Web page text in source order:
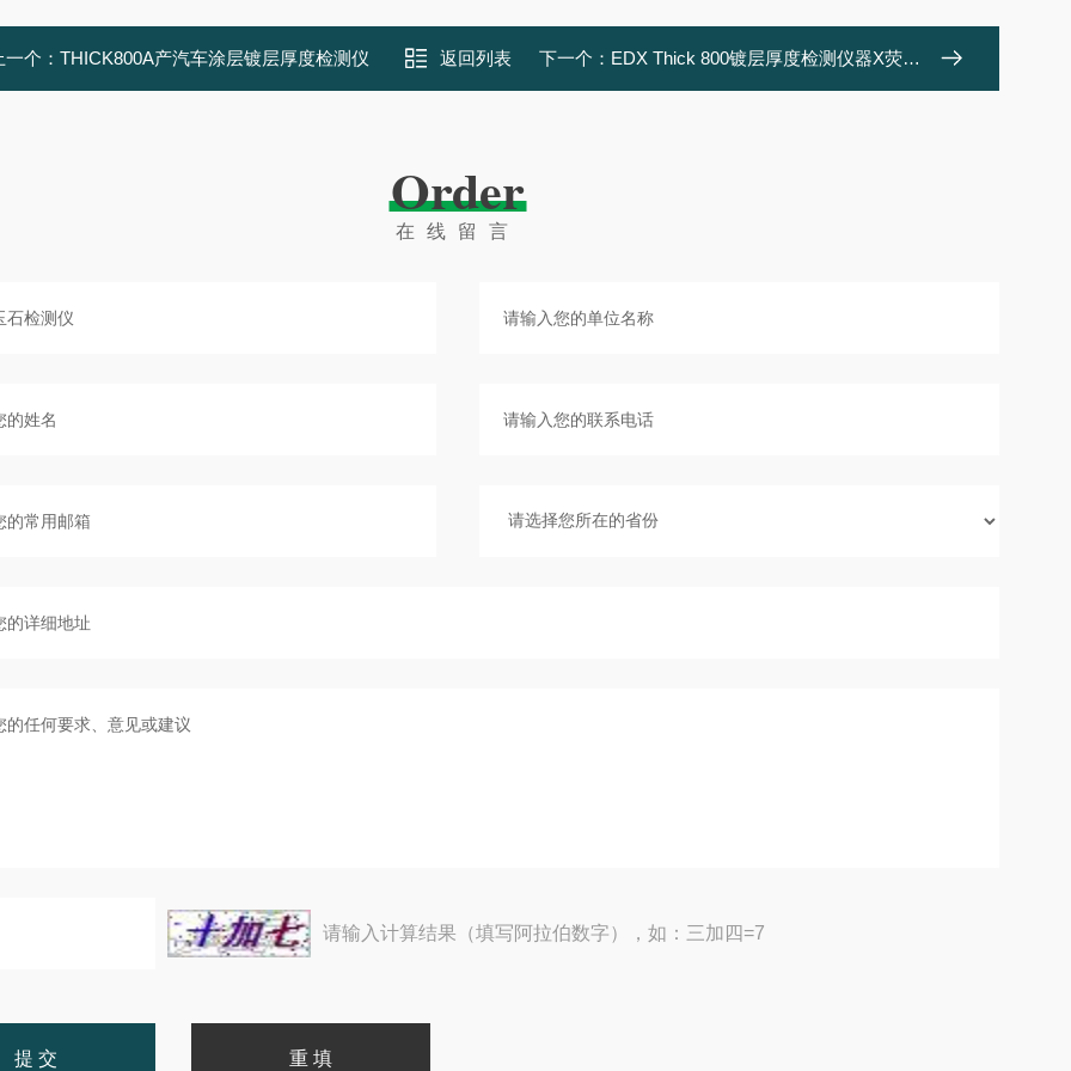
一个： THICK800A产汽车涂层镀层厚度检测仪 返回列表 下一个： EDX Thick 800镀层厚度检测仪器X荧光光谱仪器
Order
在线留言
请输入计算结果（填写阿拉伯数字），如：三加四=7